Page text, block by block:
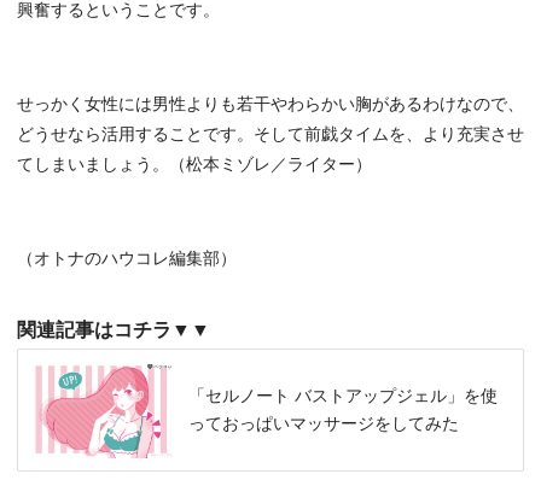
興奮するということです。
せっかく女性には男性よりも若干やわらかい胸があるわけなので、
どうせなら活用することです。そして前戯タイムを、より充実させ
てしまいましょう。（松本ミゾレ／ライター）
（オトナのハウコレ編集部）
関連記事はコチラ▼▼
「セルノート バストアップジェル」を使
っておっぱいマッサージをしてみた